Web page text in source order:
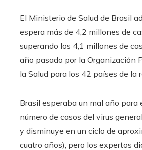
El Ministerio de Salud de Brasil
espera más de 4,2 millones de
superando los 4,1 millones de
año pasado por la Organización
la Salud para los 42 países de la
Brasil esperaba un mal año para
número de casos del virus
y disminuye en un ciclo de
cuatro años), pero los expertos